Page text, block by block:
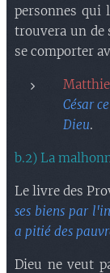
personnes qui
trouvera un de
se comporter
César
Dieu.
b.2) La
Le livre des
ses biens par
a pitié des
Dieu ne veut